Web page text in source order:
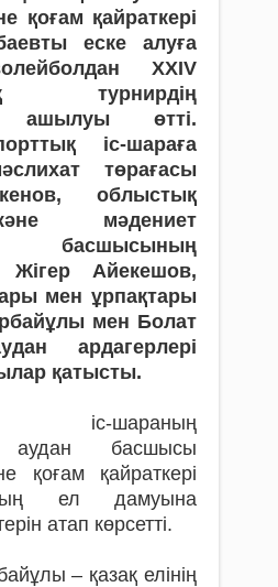
қоғам қайраткері
еске алуға
XХIV
турнирдің
ашылуы өтті.
іс-шараға
төрағасы
облыстық
мәдениет
басшысының
Жігер Айекешов,
мен ұрпақтары
мен Болат
ардагерлері
қатысты.
іс-шараның
аудан басшысы
қоғам қайраткері
ел дамуына
атап көрсетті.
– қазақ елінің